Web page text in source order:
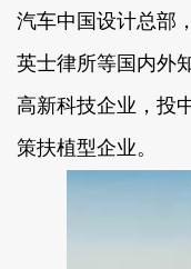
汽车中国设计总部
英士律所等国内外
高新科技企业，
策扶植型企业。